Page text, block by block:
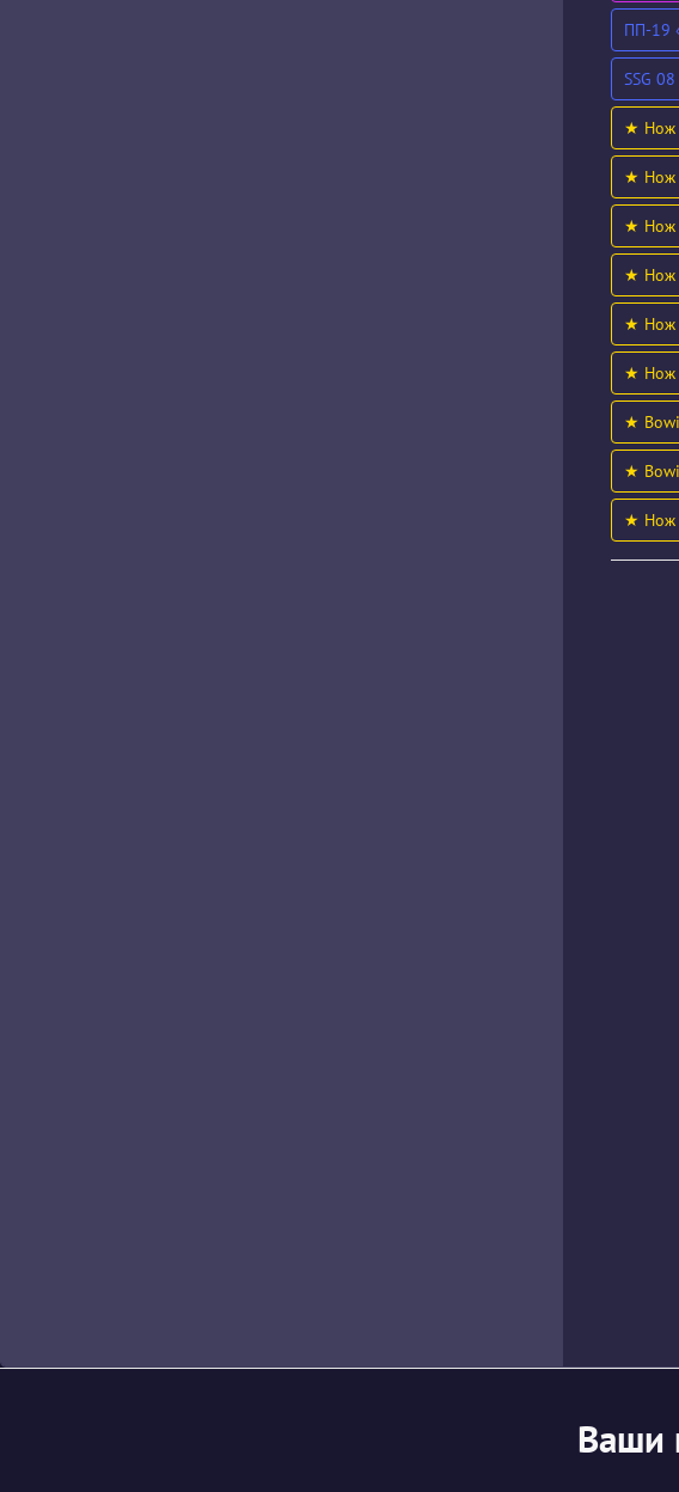
ПП-19
SSG
★ Нож
★ Нож
★ Нож
★ Нож
★ Нож
★ Нож
★
★
★ Нож
Ваши